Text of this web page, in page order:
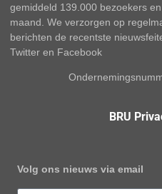
gemiddeld 139.000 bezoekers
maand. We verzorgen op
berichten de recentste
Twitter en Facebook
BRU
Volg ons nieuws via email